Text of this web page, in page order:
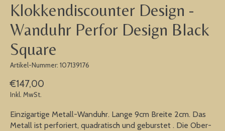
Klokkendiscounter Design -
Wanduhr Perfor Design Black
Square
Artikel-Nummer: 107139176
€147,00
Inkl. MwSt.
Einzigartige Metall-Wanduhr. Lange 9cm Breite 2cm. Das
Metall ist perforiert, quadratisch und geburstet . Die Ober-